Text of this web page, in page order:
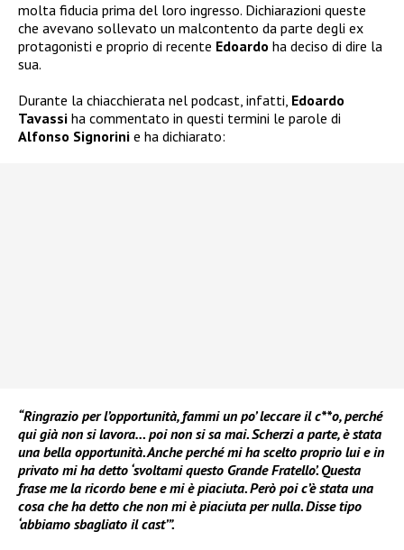
molta fiducia prima del loro ingresso. Dichiarazioni queste
che avevano sollevato un malcontento da parte degli ex
protagonisti e proprio di recente Edoardo ha deciso di dire la
sua.
Durante la chiacchierata nel podcast, infatti, Edoardo
Tavassi ha commentato in questi termini le parole di
Alfonso Signorini e ha dichiarato:
“Ringrazio per l’opportunità, fammi un po’ leccare il c**o, perché
qui già non si lavora… poi non si sa mai. Scherzi a parte, è stata
una bella opportunità. Anche perché mi ha scelto proprio lui e in
privato mi ha detto ‘svoltami questo Grande Fratello’. Questa
frase me la ricordo bene e mi è piaciuta. Però poi c’è stata una
cosa che ha detto che non mi è piaciuta per nulla. Disse tipo
‘abbiamo sbagliato il cast’”.